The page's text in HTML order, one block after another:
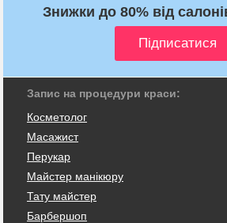
Знижки до 80% від
Запис на процедури краси:
Косметолог
Масажист
Перукар
Майстер манікюру
Тату майстер
Барбершоп